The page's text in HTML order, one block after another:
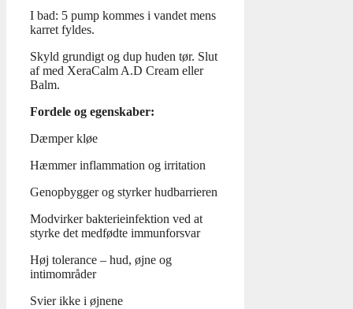
I bad: 5 pump kommes i vandet mens
karret fyldes.
Skyld grundigt og dup huden tør. Slut
af med XeraCalm A.D Cream eller
Balm.
Fordele og egenskaber:
Dæmper kløe
Hæmmer inflammation og irritation
Genopbygger og styrker hudbarrieren
Modvirker bakterieinfektion ved at
styrke det medfødte immunforsvar
Høj tolerance – hud, øjne og
intimområder
Svier ikke i øjnene